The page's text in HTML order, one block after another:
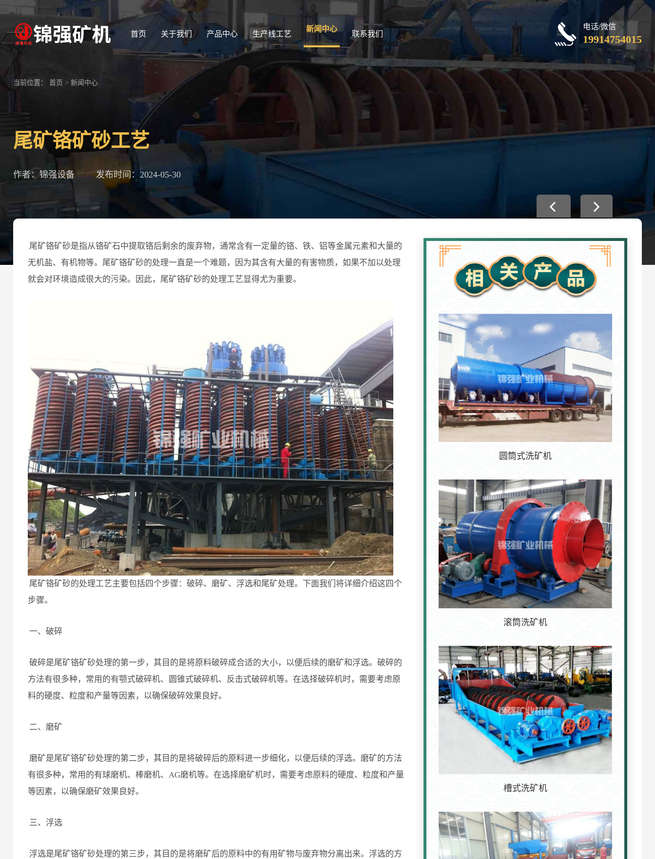
首页 关于我们 产品中心 生产线工艺
新闻中心
联系我们
电话/微信
19914754015
当前位置： 首页 > 新闻中心
尾矿铬矿砂工艺
作者：锦强设备 发布时间：2024-05-30
尾矿铬矿砂是指从铬矿石中提取铬后剩余的废弃物，通常含有一定量的铬、铁、铝等金属元素和大量的
无机盐、有机物等。尾矿铬矿砂的处理一直是一个难题，因为其含有大量的有害物质，如果不加以处理
就会对环境造成很大的污染。因此，尾矿铬矿砂的处理工艺显得尤为重要。
尾矿铬矿砂的处理工艺主要包括四个步骤：破碎、磨矿、浮选和尾矿处理。下面我们将详细介绍这四个
步骤。
一、破碎
破碎是尾矿铬矿砂处理的第一步，其目的是将原料破碎成合适的大小，以便后续的磨矿和浮选。破碎的
方法有很多种，常用的有颚式破碎机、圆锥式破碎机、反击式破碎机等。在选择破碎机时，需要考虑原
料的硬度、粒度和产量等因素，以确保破碎效果良好。
二、磨矿
磨矿是尾矿铬矿砂处理的第二步，其目的是将破碎后的原料进一步细化，以便后续的浮选。磨矿的方法
有很多种，常用的有球磨机、棒磨机、AG磨机等。在选择磨矿机时，需要考虑原料的硬度、粒度和产量
等因素，以确保磨矿效果良好。
三、浮选
浮选是尾矿铬矿砂处理的第三步，其目的是将磨矿后的原料中的有用矿物与废弃物分离出来。浮选的方
圆筒式洗矿机
滚筒洗矿机
槽式洗矿机